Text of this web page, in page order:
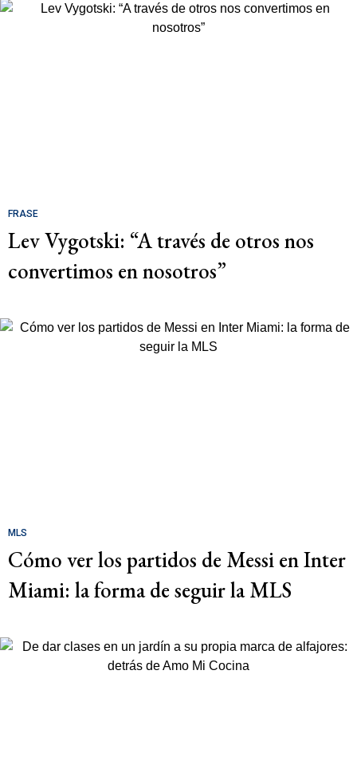
FRASE
Lev Vygotski: “A través de otros nos
convertimos en nosotros”
MLS
Cómo ver los partidos de Messi en Inter
Miami: la forma de seguir la MLS